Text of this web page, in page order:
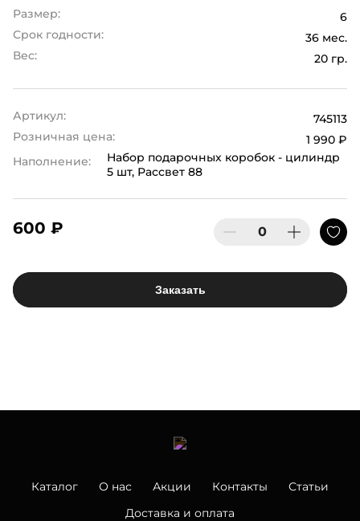
Размер:
6
Срок годности:
36 мес.
Вес:
20 гр.
Артикул:
745113
Розничная цена:
1 990 ₽
Наполнение:
Набор подарочных коробок - цилиндр
5 шт, Рассвет 88
600 ₽
Заказать
Каталог О нас Акции Контакты
Статьи
Доставка и оплата